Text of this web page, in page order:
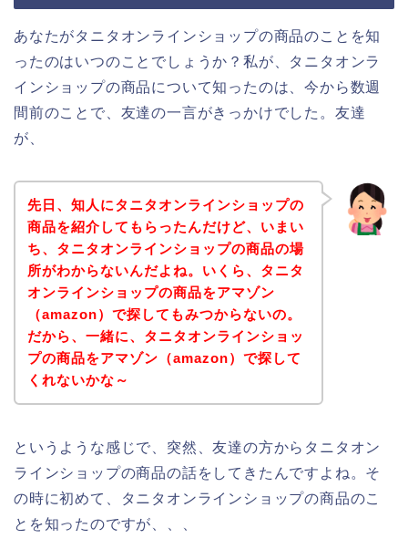
あなたがタニタオンラインショップの商品のことを知
ったのはいつのことでしょうか？私が、タニタオンラ
インショップの商品について知ったのは、今から数週
間前のことで、友達の一言がきっかけでした。友達
が、
先日、知人にタニタオンラインショップの
商品を紹介してもらったんだけど、いまい
ち、タニタオンラインショップの商品の場
所がわからないんだよね。いくら、タニタ
オンラインショップの商品をアマゾン
（amazon）で探してもみつからないの。
だから、一緒に、タニタオンラインショッ
プの商品をアマゾン（amazon）で探して
くれないかな～
というような感じで、突然、友達の方からタニタオン
ラインショップの商品の話をしてきたんですよね。そ
の時に初めて、タニタオンラインショップの商品のこ
とを知ったのですが、、、